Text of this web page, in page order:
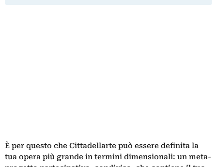
È per questo che Cittadellarte può essere definita la
tua opera più grande in termini dimensionali: un meta-